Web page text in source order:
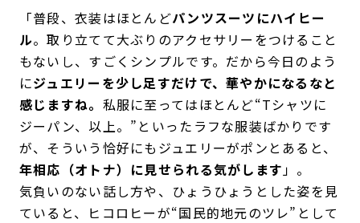
「普段、衣装はほとんどパンツスーツにハイヒー
ル。取り立てて大ぶりのアクセサリーをつけること
もないし、すごくシンプルです。だから今日のよう
にジュエリーを少し足すだけで、華やかになるなと
感じますね。 私服に至ってはほとんど“Tシャツに
ジーパン、以上。”といったラフな服装ばかりです
が、そういう恰好にもジュエリーがポンとあると、
年相応（オトナ）に見せられる気がします 」。
気負いのない話し方や、ひょうひょうとした姿を見
ていると、ヒコロヒーが“国民的地元のツレ”として